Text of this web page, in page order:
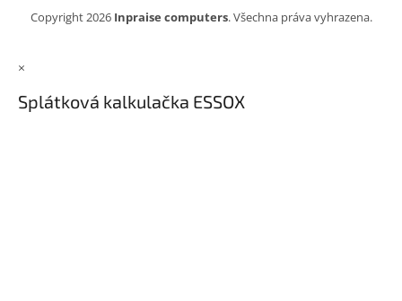
Copyright 2026 Inpraise computers. Všechna práva vyhrazena.
×
Splátková kalkulačka ESSOX